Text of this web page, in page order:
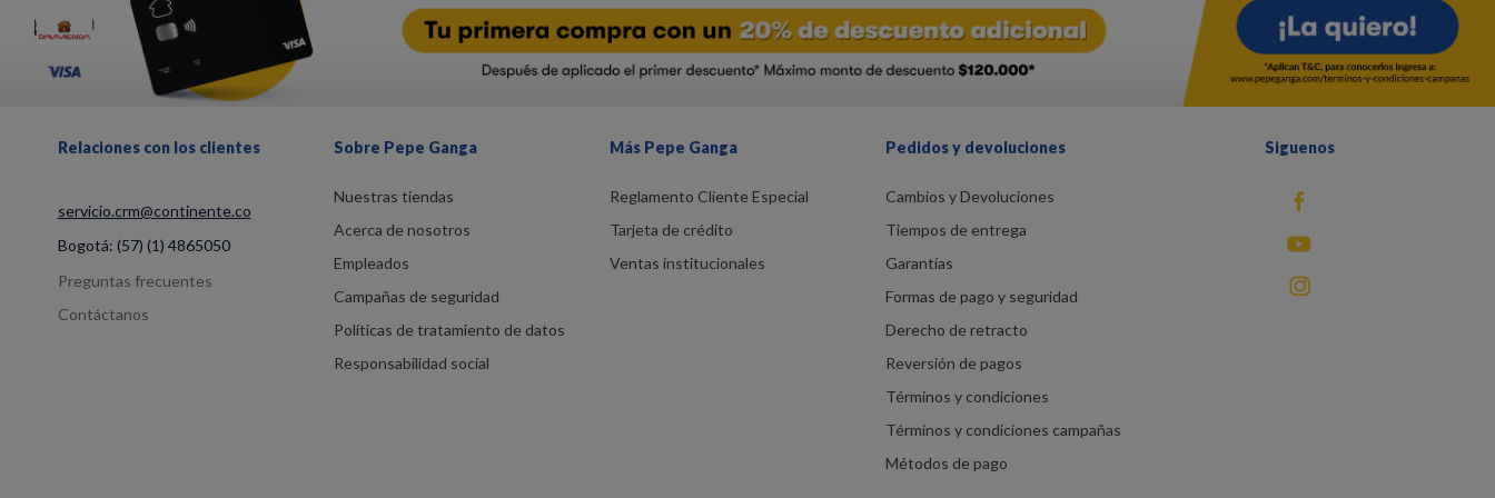
Relaciones con los clientes
servicio.crm@continente.co
Bogotá: (57) (1) 4865050
Preguntas frecuentes
Contáctanos
Sobre Pepe Ganga
Nuestras tiendas
Acerca de nosotros
Empleados
Campañas de seguridad
Políticas de tratamiento de datos
Responsabilidad social
Más Pepe Ganga
Reglamento Cliente Especial
Tarjeta de crédito
Ventas institucionales
Pedidos y devoluciones
Cambios y Devoluciones
Tiempos de entrega
Garantías
Formas de pago y seguridad
Derecho de retracto
Reversión de pagos
Términos y condiciones
Términos y condiciones campañas
Métodos de pago
Siguenos
fb
You Tube
instagram